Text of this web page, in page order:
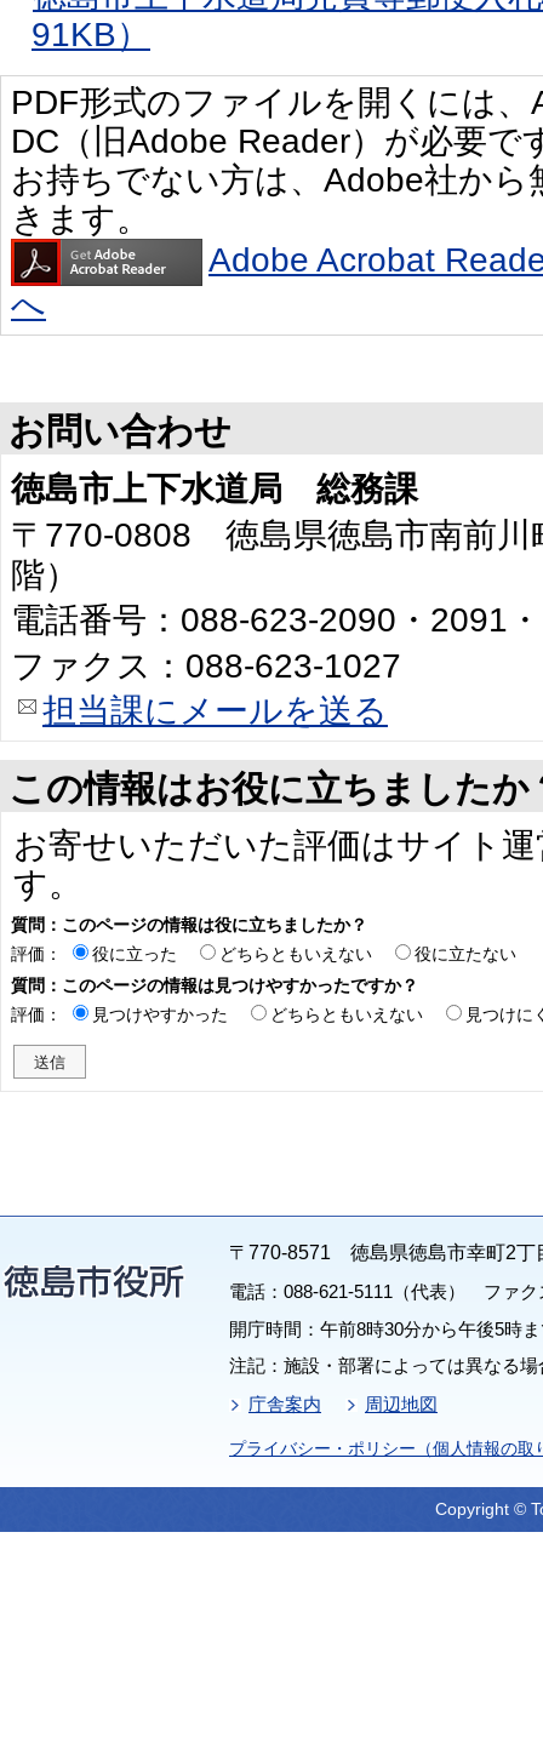
91KB）
PDF形式のファイルを開くには
DC（旧Adobe Reader）が必要で
お持ちでない方は、Adobe社か
きます。
Adobe Acrobat
へ
お問い合わせ
徳島市上下水道局 総務課
〒770-0808 徳島県徳島市南前川
階）
電話番号：088-623-2090・2091
ファクス：088-623-1027
担当課にメールを送る
この情報はお役に立ちましたか
お寄せいただいた評価はサイト
す。
質問：このページの情報は役に立ちましたか？
評価：
役に立った どちらともいえない
役に立たない
質問：このページの情報は見つけやすかったですか？
評価：
見つけやすかった どちらともいえない 見つけに
〒770-8571 徳島県徳島市幸町2丁
電話：088-621-5111（代表） ファク
開庁時間：午前8時30分から午後5時
注記：施設・部署によっては異なる
庁舎案内
周辺地図
プライバシー・ポリシー（個人情報の取
Copyright ©